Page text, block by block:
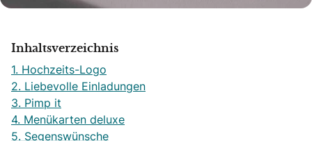
Inhaltsverzeichnis
1. Hochzeits-Logo
2. Liebevolle Einladungen
3. Pimp it
4. Menükarten deluxe
5. Segenswünsche